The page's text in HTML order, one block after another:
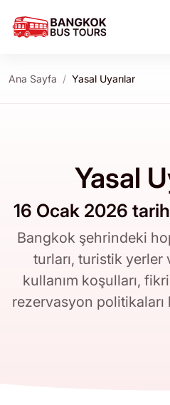
Ana Sayfa Yasal Uyarılar
Yasal
16 Ocak 2026
Bangkok şehrindeki
turları, turistik yerler
kullanım koşulları,
rezervasyon